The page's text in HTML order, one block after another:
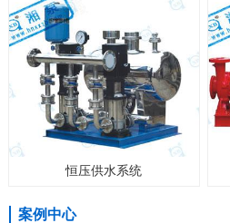
恒压供水系统
案例中心